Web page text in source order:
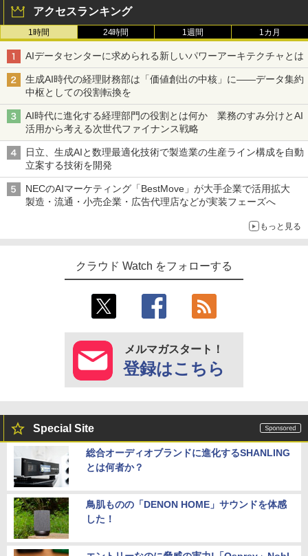
アクセスランキング
1時間 24時間 1週間 1カ月
AIデータセンターに求められる新しいパワーアーキテクチャとは
生成AI時代の経理財務部は「価値創出の中核」に――データ集約
中枢としての役割転換を
AI時代に進化する経理部門の役割とは何か 業務のすみ分けとAI
活用から考える次世代ファイナンス戦略
日立、生成AIと数理最適化技術で製造業の生産ライン構成を自動
立案する技術を開発
NECのAIマーケティング「BestMove」が大手企業で活用拡大
製造・流通・小売企業・広告代理店などが実装フェーズへ
もっと見る
クラウド Watch をフォローする
メルマガスタート！
登録はこちら
Special Site
総合オーディオブランドに進化するSHANLING
とは何者か？
鳥肌ものの「DENON HOME」サウンドを体感
した！